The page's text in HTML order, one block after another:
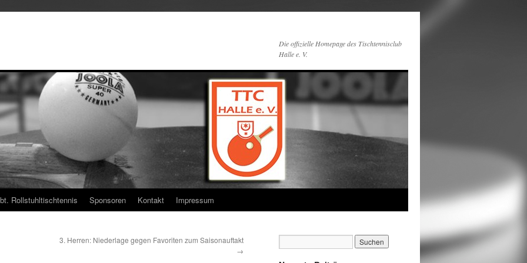
Die offizielle Homepage des Tischtennisclub
Halle e. V.
Rollstuhltischtennis Sponsoren Kontakt Impressum
3. Herren: Niederlage gegen Favoriten zum Saisonauftakt
→